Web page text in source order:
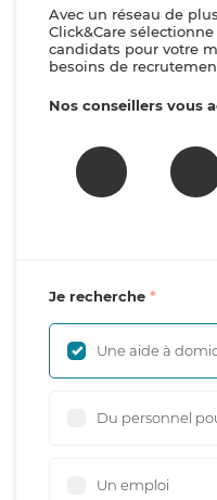
Avec un réseau de
Click&Care
candidats pour votre
besoins de
Nos conseillers vous
Je recherche
Une aide à
Du personnel
Un emploi